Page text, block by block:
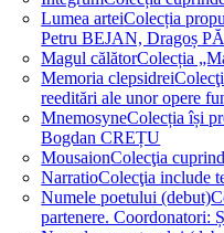
Lumea arteiColecția
Petru BEJAN, Dragoș
Magul călătorColecția
Memoria clepsidrei
reeditări ale unor opere
MnemosyneColecția își
Bogdan CREȚU
MousaionColecţia
NarratioColecţia include
Numele poetului (debut)
partenere.